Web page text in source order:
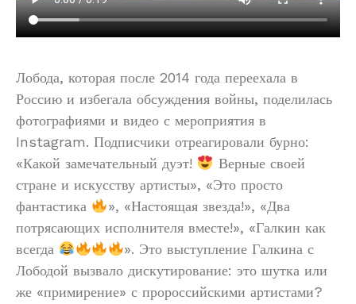
Лобода, которая после 2014 года переехала в
Россию и избегала обсуждения войны, поделилась
фотографиями и видео с мероприятия в
Instagram. Подписчики отреагировали бурно:
«Какой замечательный дуэт!
Верные своей
стране и искусству артисты», «Это просто
фантастика
», «Настоящая звезда!», «Два
потрясающих исполнителя вместе!», «Галкин как
всегда
». Это выступление Галкина с
Лободой вызвало дискутирование: это шутка или
же «примирение» с пророссийскими артистами?